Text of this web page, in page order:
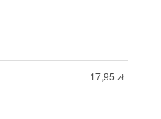
17,95 zł